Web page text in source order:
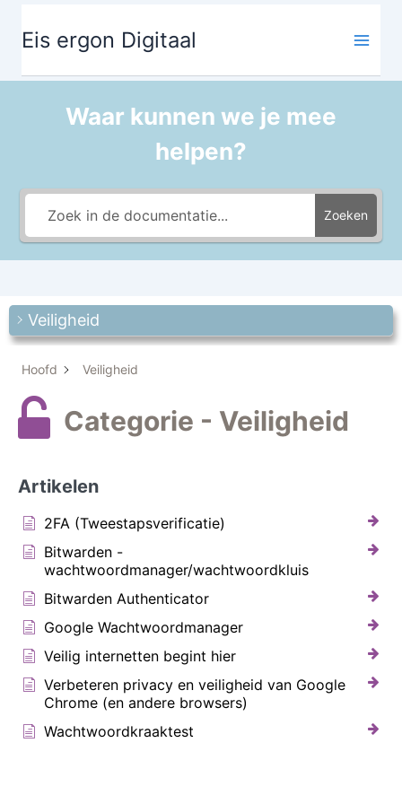
inhoud
naar
inhoud
Eis ergon Digitaal
Waar kunnen we je mee
helpen?
Zoeken
Veiligheid
Hoofd Veiligheid
Categorie - Veiligheid
Artikelen
2FA (Tweestapsverificatie)
Bitwarden -
wachtwoordmanager/wachtwoordkluis
Bitwarden Authenticator
Google Wachtwoordmanager
Veilig internetten begint hier
Verbeteren privacy en veiligheid van Google
Chrome (en andere browsers)
Wachtwoordkraaktest